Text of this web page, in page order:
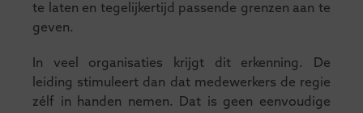
te laten en tegelijkertijd passende grenzen aan te
geven.
In veel organisaties krijgt dit erkenning. De
leiding stimuleert dan dat medewerkers de regie
zélf in handen nemen. Dat is geen eenvoudige